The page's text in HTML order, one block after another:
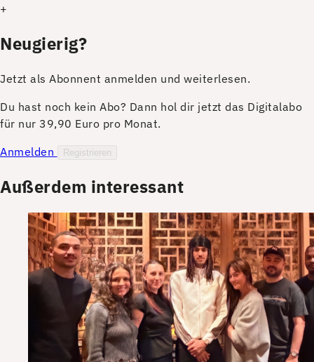
+
Neugierig?
Jetzt als Abonnent anmelden und weiterlesen.
Du hast noch kein Abo? Dann hol dir jetzt das Digitalabo
für nur 39,90 Euro pro Monat.
Anmelden
Registrieren
Außerdem interessant